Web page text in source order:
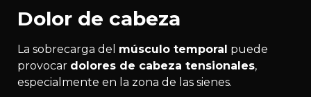
Dolor de cabeza
La sobrecarga del músculo temporal puede
provocar dolores de cabeza tensionales,
especialmente en la zona de las sienes.